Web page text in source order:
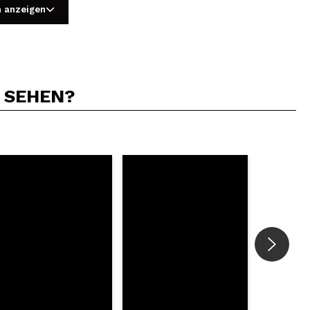
anzeigen